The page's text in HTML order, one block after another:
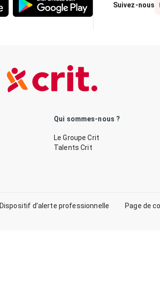
Suivez-nous
Qui sommes-nous ?
Le Groupe Crit
Talents Crit
Dispositif d’alerte professionnelle Page de